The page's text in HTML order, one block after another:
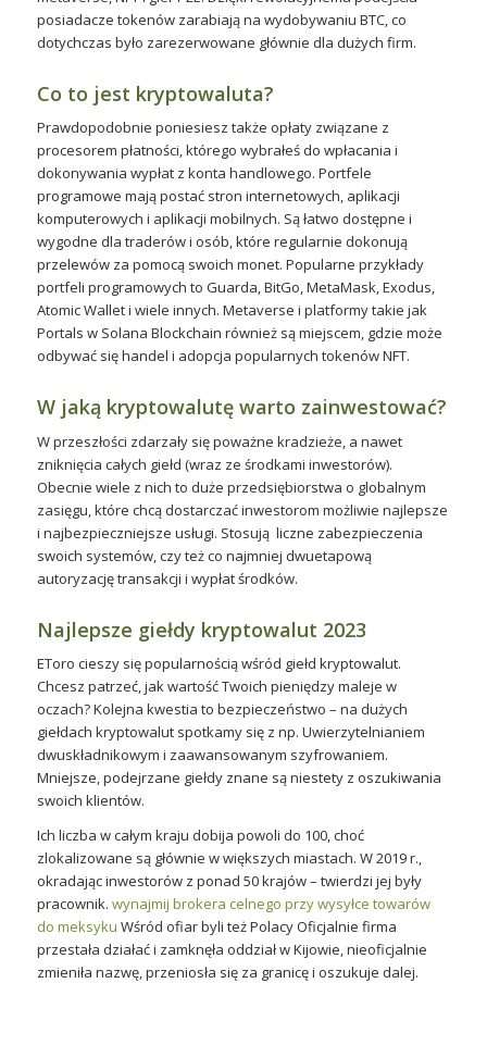
posiadacze tokenów zarabiają na wydobywaniu BTC, co
dotychczas było zarezerwowane głównie dla dużych firm.
Co to jest kryptowaluta?
Prawdopodobnie poniesiesz także opłaty związane z
procesorem płatności, którego wybrałeś do wpłacania i
dokonywania wypłat z konta handlowego. Portfele
programowe mają postać stron internetowych, aplikacji
komputerowych i aplikacji mobilnych. Są łatwo dostępne i
wygodne dla traderów i osób, które regularnie dokonują
przelewów za pomocą swoich monet. Popularne przykłady
portfeli programowych to Guarda, BitGo, MetaMask, Exodus,
Atomic Wallet i wiele innych. Metaverse i platformy takie jak
Portals w Solana Blockchain również są miejscem, gdzie może
odbywać się handel i adopcja popularnych tokenów NFT.
W jaką kryptowalutę warto zainwestować?
W przeszłości zdarzały się poważne kradzieże, a nawet
zniknięcia całych giełd (wraz ze środkami inwestorów).
Obecnie wiele z nich to duże przedsiębiorstwa o globalnym
zasięgu, które chcą dostarczać inwestorom możliwie najlepsze
i najbezpieczniejsze usługi. Stosują liczne zabezpieczenia
swoich systemów, czy też co najmniej dwuetapową
autoryzację transakcji i wypłat środków.
Najlepsze giełdy kryptowalut 2023
EToro cieszy się popularnością wśród giełd kryptowalut.
Chcesz patrzeć, jak wartość Twoich pieniędzy maleje w
oczach? Kolejna kwestia to bezpieczeństwo – na dużych
giełdach kryptowalut spotkamy się z np. Uwierzytelnianiem
dwuskładnikowym i zaawansowanym szyfrowaniem.
Mniejsze, podejrzane giełdy znane są niestety z oszukiwania
swoich klientów.
Ich liczba w całym kraju dobija powoli do 100, choć
zlokalizowane są głównie w większych miastach. W 2019 r.,
okradając inwestorów z ponad 50 krajów – twierdzi jej były
pracownik. wynajmij brokera celnego przy wysyłce towarów
do meksyku Wśród ofiar byli też Polacy Oficjalnie firma
przestała działać i zamknęła oddział w Kijowie, nieoficjalnie
zmieniła nazwę, przeniosła się za granicę i oszukuje dalej.